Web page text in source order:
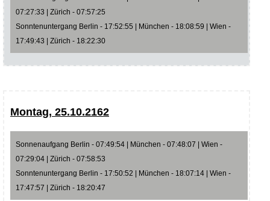
07:27:33 | Zürich - 07:57:25
Sonntenuntergang Berlin - 17:52:55 | München - 18:08:59 | Wien -
17:49:43 | Zürich - 18:22:30
Montag, 25.10.2162
Sonnenaufgang Berlin - 07:49:54 | München - 07:48:07 | Wien -
07:29:04 | Zürich - 07:58:53
Sonntenuntergang Berlin - 17:50:52 | München - 18:07:14 | Wien -
17:47:57 | Zürich - 18:20:47